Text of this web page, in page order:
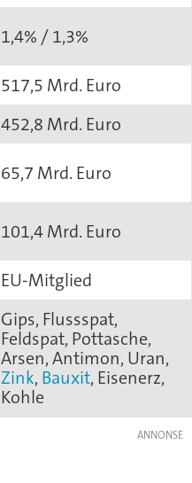
1,4% / 1,3%
517,5 Mrd. Euro
452,8 Mrd. Euro
65,7 Mrd. Euro
101,4 Mrd. Euro
EU-Mitglied
Gips, Flussspat,
Feldspat, Pottasche,
Arsen, Antimon, Uran,
Zink, Bauxit, Eisenerz,
Kohle